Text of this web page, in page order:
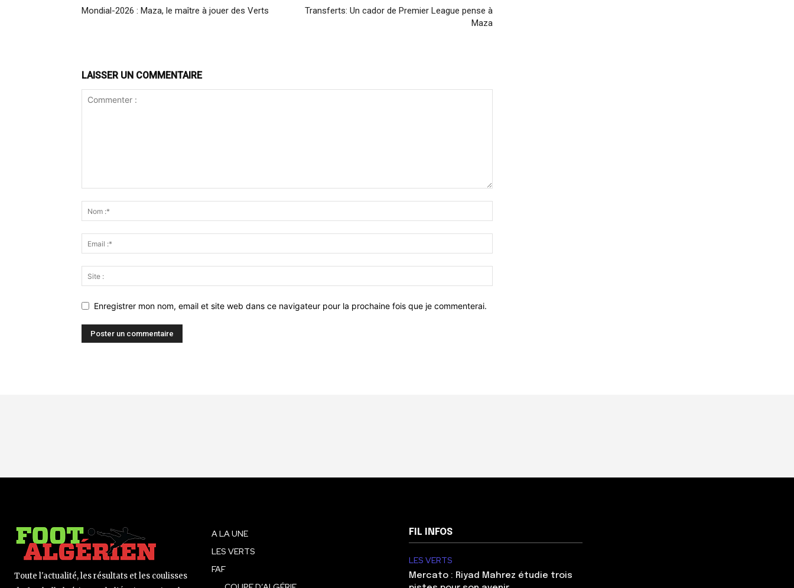
Mondial-2026 : Maza, le maître à jouer des Verts
Transferts: Un cador de Premier League pense à
Maza
LAISSER UN COMMENTAIRE
Enregistrer mon nom, email et site web dans ce navigateur pour la prochaine fois que je commenterai.
Toute l'actualité, les résultats et les coulisses
A LA UNE
LES VERTS
FAF
FIL INFOS
LES VERTS
Mercato : Riyad Mahrez étudie trois